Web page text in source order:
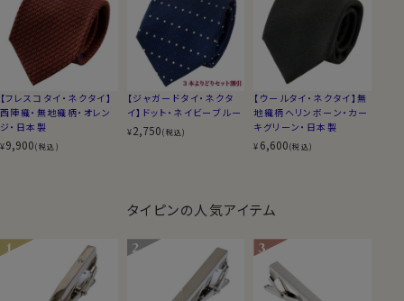
【フレスコタイ・ネクタイ】
西陣織・無地織柄・オレン
ジ・日本製
¥9,900(税込)
【ジャガードタイ・ネクタ
イ】ドット・ネイビーブルー
¥2,750(税込)
【ウールタイ・ネクタイ】無
地織柄ヘリンボーン・カー
キグリーン・日本製
¥ 6,600(税込)
タイピンの人気アイテム